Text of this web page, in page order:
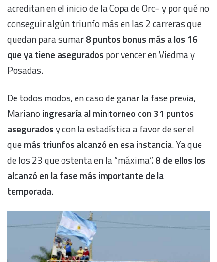
acreditan en el inicio de la Copa de Oro- y por qué no
conseguir algún triunfo más en las 2 carreras que
quedan para sumar8 puntos bonus más a los 16
que ya tiene asegurados por vencer en Viedma y
Posadas.
De todos modos, en caso de ganar la fase previa,
Mariano ingresaría al minitorneo con 31 puntos
aseguradosy con la estadística a favor de ser el
quemás triunfos alcanzó en esa instancia. Ya que
de los 23 que ostenta en la “máxima”, 8 de ellos los
alcanzó en la fase más importante de la
temporada.